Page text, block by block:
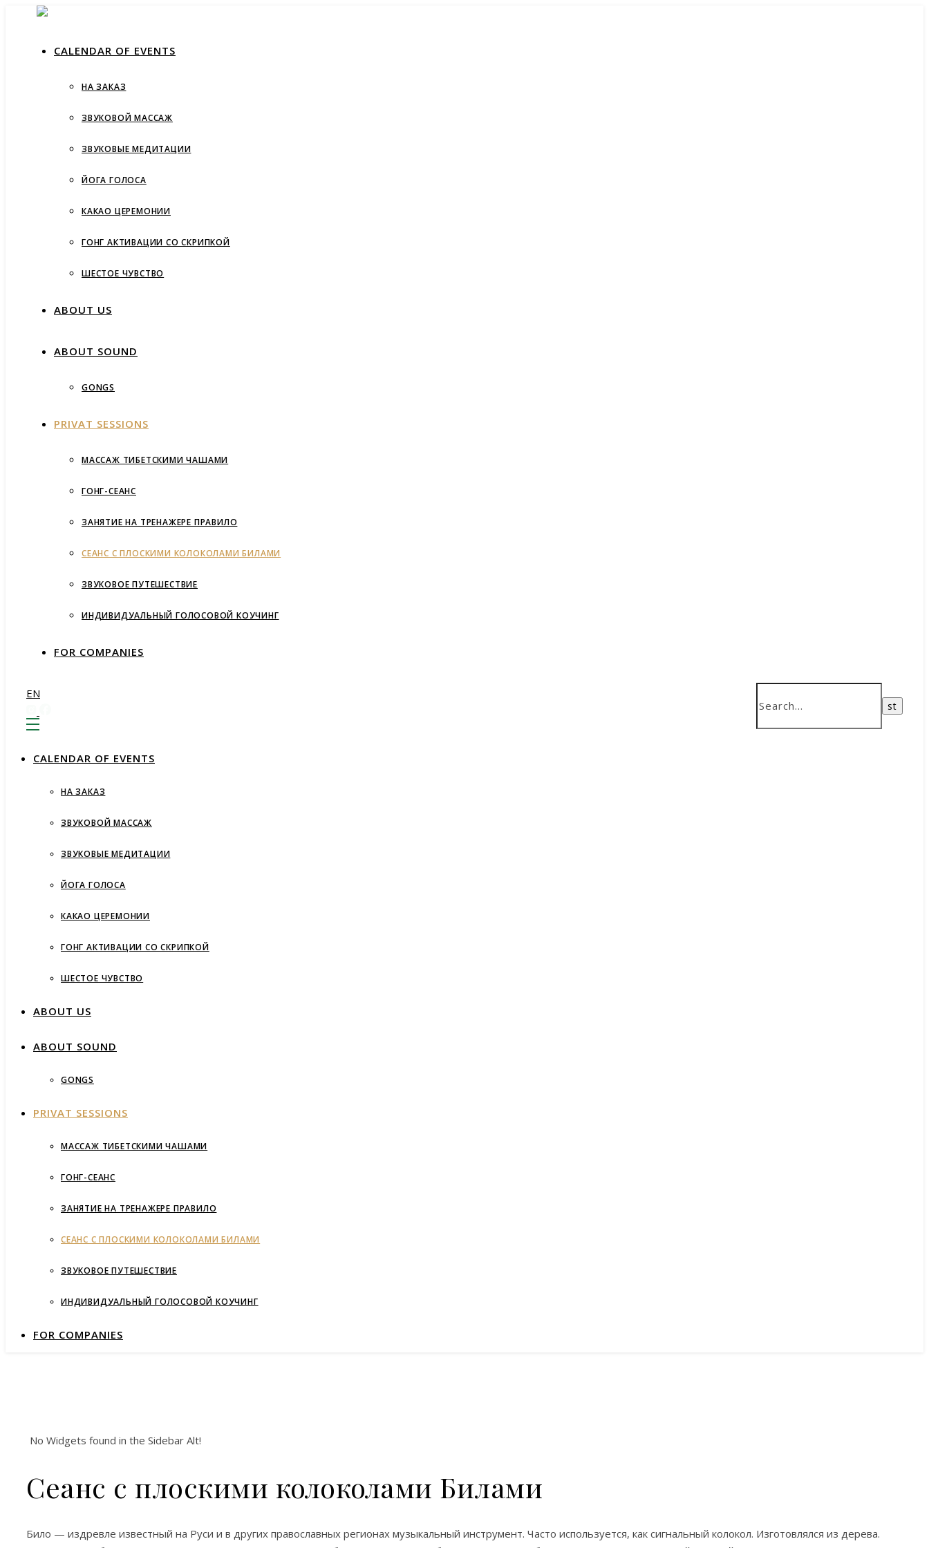
СALENDAR OF EVENTS
НА ЗАКАЗ
ЗВУКОВОЙ МАССАЖ
ЗВУКОВЫЕ МЕДИТАЦИИ
ЙОГА ГОЛОСА
КАКАО ЦЕРЕМОНИИ
ГОНГ АКТИВАЦИИ СО СКРИПКОЙ
ШЕСТОЕ ЧУВСТВО
ABOUT US
ABOUT SOUND
GONGS
PRIVAT SESSIONS
МАССАЖ ТИБЕТСКИМИ ЧАШАМИ
ГОНГ-СЕАНС
ЗАНЯТИЕ НА ТРЕНАЖЕРЕ ПРАВИЛО
СЕАНС С ПЛОСКИМИ КОЛОКОЛАМИ БИЛАМИ
ЗВУКОВОЕ ПУТЕШЕСТВИЕ
ИНДИВИДУАЛЬНЫЙ ГОЛОСОВОЙ КОУЧИНГ
FOR COMPANIES
EN
СALENDAR OF EVENTS
НА ЗАКАЗ
ЗВУКОВОЙ МАССАЖ
ЗВУКОВЫЕ МЕДИТАЦИИ
ЙОГА ГОЛОСА
КАКАО ЦЕРЕМОНИИ
ГОНГ АКТИВАЦИИ СО СКРИПКОЙ
ШЕСТОЕ ЧУВСТВО
ABOUT US
ABOUT SOUND
GONGS
PRIVAT SESSIONS
МАССАЖ ТИБЕТСКИМИ ЧАШАМИ
ГОНГ-СЕАНС
ЗАНЯТИЕ НА ТРЕНАЖЕРЕ ПРАВИЛО
СЕАНС С ПЛОСКИМИ КОЛОКОЛАМИ БИЛАМИ
ЗВУКОВОЕ ПУТЕШЕСТВИЕ
ИНДИВИДУАЛЬНЫЙ ГОЛОСОВОЙ КОУЧИНГ
FOR COMPANIES
No Widgets found in the Sidebar Alt!
Сеанс с плоскими колоколами Билами
Било — издревле известный на Руси и в других православных регионах музыкальный инструмент. Часто используется, как сигнальный колокол. Изготовлялся из дерева.